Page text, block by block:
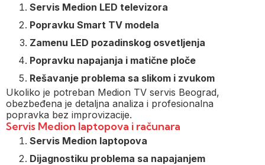
Servis Medion LED televizora
Popravku Smart TV modela
Zamenu LED pozadinskog osvetljenja
Popravku napajanja i matične ploče
Rešavanje problema sa slikom i zvukom
Ukoliko je potreban Medion TV servis Beograd,
obezbeđena je detaljna analiza i profesionalna
popravka bez improvizacije.
Servis Medion laptopova i računara
Servis Medion laptopova
Dijagnostiku problema sa napajanjem